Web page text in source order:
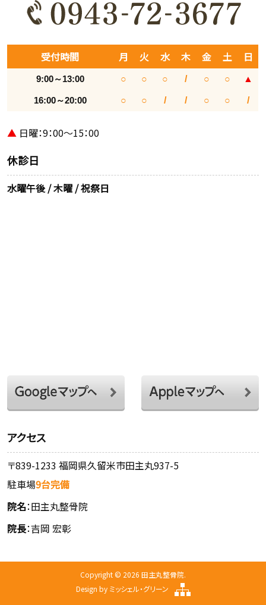
受付時間 月 火 水 木 金 土 日
9:00～13:00 ○ ○ ○ / ○ ○ ▲
16:00～20:00 ○ ○ / / ○ ○ /
▲ 日曜：9：00～15：00
休診日
水曜午後 / 木曜 / 祝祭日
アクセス
〒839-1233 福岡県久留米市田主丸937-5
駐車場9台完備
院名：田主丸整骨院
院長：吉岡 宏彰
Copyright © 2026 田主丸整骨院.
Design by ミッシェル・グリーン